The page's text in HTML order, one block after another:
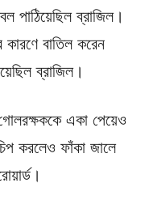
পাঠিয়েছিল ব্রাজিল।
বাতিল করেন
ব্রাজিল।
একা পেয়েও
করলেও ফাঁকা জালে